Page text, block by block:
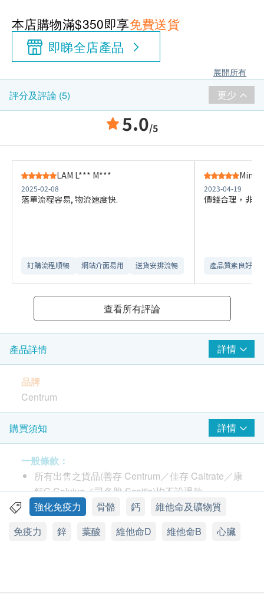
本店購物滿$350即享免費送貨
即睇全店產品
展開所有
評分及評論 (5) 更少
5.0/5
LAM L*** M***
2025-02-08
落單流程容易, 物流速度快.
訂購流程順暢 網站介面易用 送貨安排流暢
Ming
2023-04-19
價錢合理，非常
產品質素良好
查看所有評論
產品詳情 詳情
品牌
Centrum
產地
台灣
包裝
60粒
產品介紹
「善存」女士50+配方，專為50歲以上女士而調配的
購買須知 詳情
一般條款：
所有出售之貨品(善存 Centrum／佳存 Caltrate／康
鈣C Calvive／司各脫 Scott's)均不設退款。
此產品由 Wing Keung Medicine Co Ltd提供。
康網購 Health.ESDlife 保留最終決議權。
強化免疫力 骨骼 鈣
維他命及礦物質
免疫力
鋅 葉酸 維他命D 維他命B 心臟